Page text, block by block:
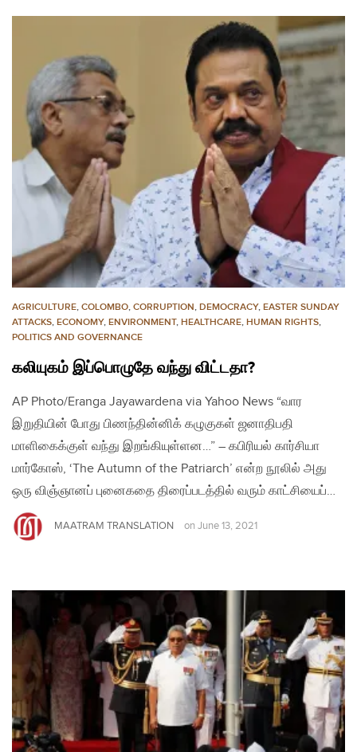
AGRICULTURE, COLOMBO, CORRUPTION, DEMOCRACY, EASTER SUNDAY
ATTACKS, ECONOMY, ENVIRONMENT, HEALTHCARE, HUMAN RIGHTS,
POLITICS AND GOVERNANCE
கலியுகம் இப்பொழுதே வந்து விட்டதா?
AP Photo/Eranga Jayawardena via Yahoo News “வார
இறுதியின் போது பிணந்தின்னிக் கழுகுகள் ஜனாதிபதி
மாளிகைக்குள் வந்து இறங்கியுள்ளன…” – கபிரியல் கார்சியா
மார்கோஸ், ‘The Autumn of the Patriarch’ என்ற நூலில் அது
ஒரு விஞ்ஞானப் புனைகதை திரைப்படத்தில் வரும் காட்சியைப்…
MAATRAM TRANSLATION on June 13, 2021